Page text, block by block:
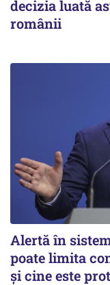
decizia luată
românii
Alertă în
poate limita
și cine este